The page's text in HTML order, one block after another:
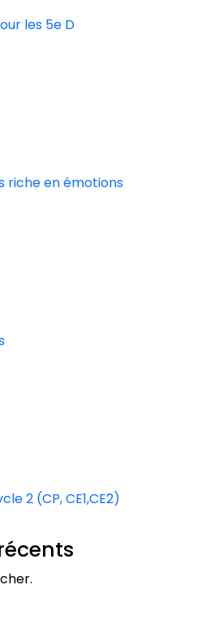
les 5e D
riche en émotions
2 (CP, CE1,CE2)